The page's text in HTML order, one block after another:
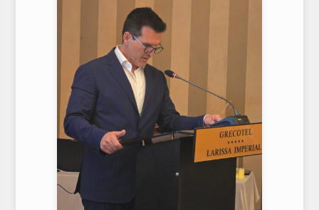
ΣΥΝΕΔΡΙΟ ΚΡΕΑΤΟΣ